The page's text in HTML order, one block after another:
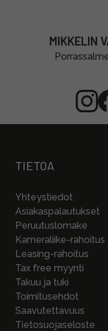
MIKKELIN
TIETOA
Yhteystiedot
Asiakaspalautukset
Peruutuslomake
Kameraliike-rahoitus
Leasing-rahoitus
Tax free myynti
Takuu ja tuki
Toimitusehdot
Saavutettavuus
Tietosuojaseloste